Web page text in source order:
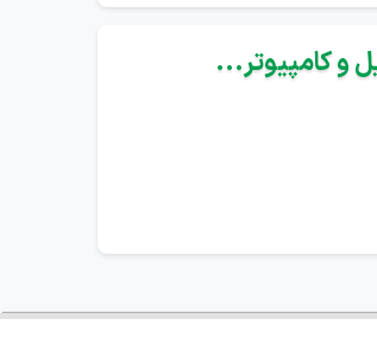
و کامپیوتر...